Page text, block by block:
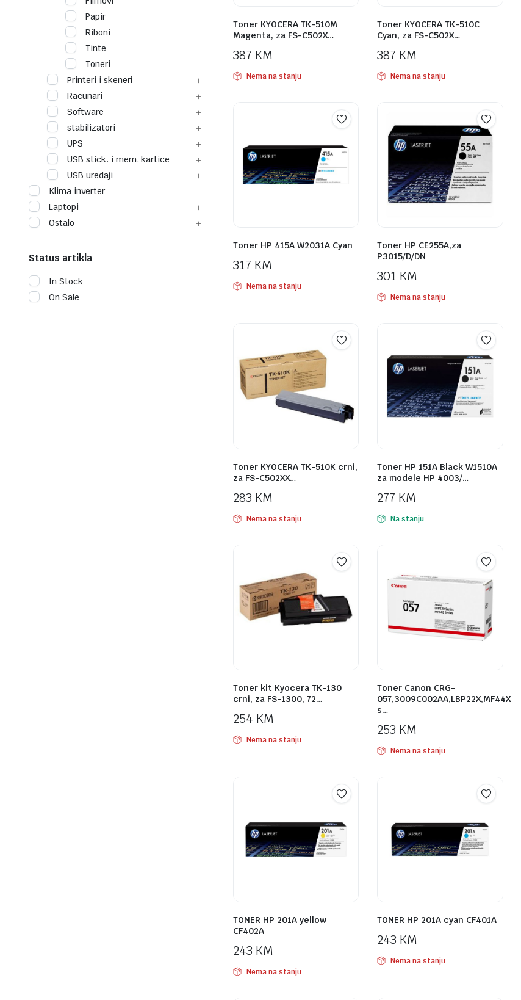
Toner KYOCERA TK-510M
Magenta, za FS-C502X…
387 KM
Nema na stanju
Toner KYOCERA TK-510C
Cyan, za FS-C502X…
387 KM
Nema na stanju
Toner HP 415A W2031A Cyan
317 KM
Nema na stanju
Toner HP CE255A,za
P3015/D/DN
301 KM
Nema na stanju
Toner KYOCERA TK-510K crni,
za FS-C502XX…
283 KM
Nema na stanju
Toner HP 151A Black W1510A
za modele HP 4003/…
277 KM
Na stanju
Toner kit Kyocera TK-130
crni, za FS-1300, 72…
254 KM
Nema na stanju
Toner Canon CRG-
057,3009C002AA,LBP22X,MF44X
s…
253 KM
Nema na stanju
TONER HP 201A yellow
CF402A
243 KM
Nema na stanju
TONER HP 201A cyan CF401A
243 KM
Nema na stanju
Papir
Riboni
Tinte
Toneri
Printeri i skeneri
Racunari
Software
stabilizatori
UPS
USB stick. i mem. kartice
USB uredaji
Klima inverter
Laptopi
Ostalo
Status artikla
In Stock
On Sale